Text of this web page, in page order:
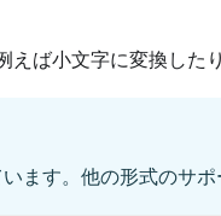
ば小文字に変換した
ます。他の形式のサ